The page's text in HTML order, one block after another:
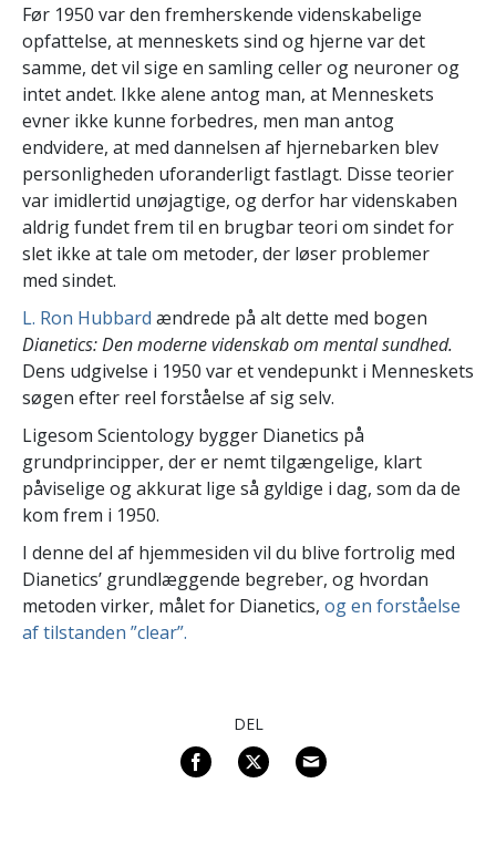
Før 1950 var den fremherskende videnskabelige
opfattelse, at menneskets sind og hjerne var det
samme, det vil sige en samling celler og neuroner og
intet andet. Ikke alene antog man, at Menneskets
evner ikke kunne forbedres, men man antog
endvidere, at med dannelsen af hjernebarken blev
personligheden uforanderligt fastlagt. Disse teorier
var imidlertid unøjagtige, og derfor har videnskaben
aldrig fundet frem til en brugbar teori om sindet for
slet ikke at tale om metoder, der løser problemer
med sindet.
L. Ron Hubbard ændrede på alt dette med bogen
Dianetics: Den moderne videnskab om mental sundhed.
Dens udgivelse i 1950 var et vendepunkt i Menneskets
søgen efter reel forståelse af sig selv.
Ligesom Scientology bygger Dianetics på
grundprincipper, der er nemt tilgængelige, klart
påviselige og akkurat lige så gyldige i dag, som da de
kom frem i 1950.
I denne del af hjemmesiden vil du blive fortrolig med
Dianetics’ grundlæggende begreber, og hvordan
metoden virker, målet for Dianetics, og en forståelse
af tilstanden ”clear”.
DEL